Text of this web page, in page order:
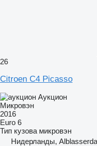
26
Citroen C4 Picasso
Аукцион
Микровэн
2016
Euro 6
Тип кузова микровэн
Нидерланды,